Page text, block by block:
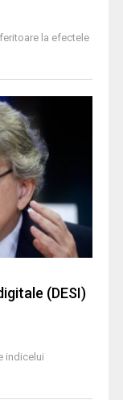
la efectele
(DESI)
indicelui